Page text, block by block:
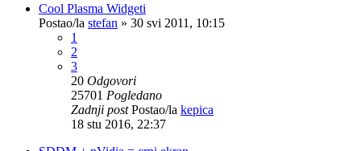
Cool Plasma Widgeti
Postao/la stefan » 30 svi 2011, 10:15
1
2
3
20 Odgovori
25701 Pogledano
Zadnji postPostao/la kepica
18 stu 2016, 22:37